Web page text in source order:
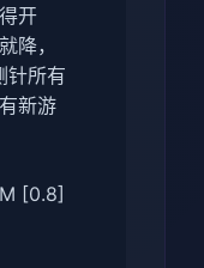
开
降，
针所有
新游
[0.8]